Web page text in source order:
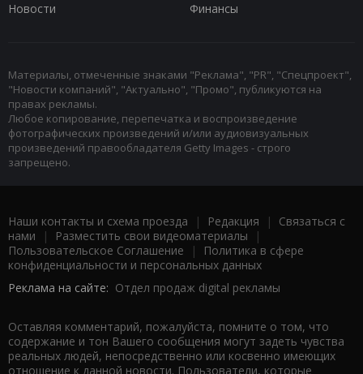
Новости
Финансы
Материалы, отмеченные знаками "Реклама", "PR", "Спецпроект",
"Новости компаний", "Актуально", "Промо", публикуются на
правах рекламы.
Любое копирование, перепечатка и воспроизведение
фотографических произведений и/или аудиовизуальных
произведений правообладателя Getty Images - строго
запрещено.
Наши контакты и схема проезда | Редакция | Связаться с
нами | Разместить свои видеоматериалы |
Пользовательское Соглашение |
Политика в сфере
конфиденциальности и персональных данных
Реклама на сайте: Отдел продаж digital рекламы
Оставляя комментарий, пожалуйста, помните о том, что
содержание и тон Вашего сообщения могут задеть чувства
реальных людей, непосредственно или косвенно имеющих
отношение к данной новости. Пользователи, которые